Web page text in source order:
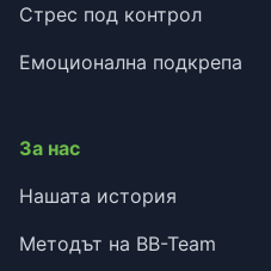
Стрес под контрол
Емоционална подкрепа
За нас
Нашата история
Методът на BB-Team